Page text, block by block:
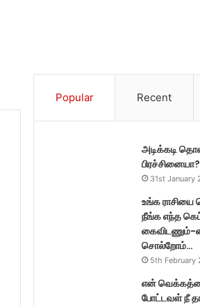
Popular Recent
அடிக்கடி
31st January
உங்க
நீங்க எந்த
கைவிடணும்-
சொல்றோம்…
5th February
என்
போட்டவள் நீ